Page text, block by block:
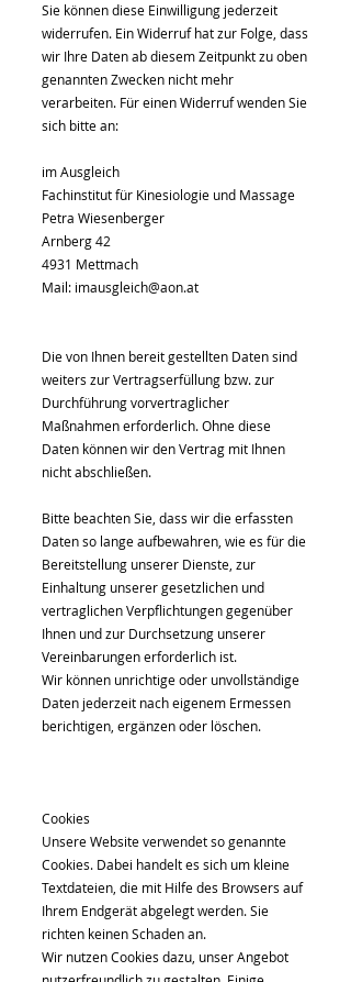
Sie können diese Einwilligung jederzeit
widerrufen. Ein Widerruf hat zur Folge, dass
wir Ihre Daten ab diesem Zeitpunkt zu oben
genannten Zwecken nicht mehr
verarbeiten. Für einen Widerruf wenden Sie
sich bitte an:
im Ausgleich
Fachinstitut für Kinesiologie und Massage
Petra Wiesenberger
Arnberg 42
4931 Mettmach
Mail: imausgleich@aon.at
Die von Ihnen bereit gestellten Daten sind
weiters zur Vertragserfüllung bzw. zur
Durchführung vorvertraglicher
Maßnahmen erforderlich. Ohne diese
Daten können wir den Vertrag mit Ihnen
nicht abschließen.
Bitte beachten Sie, dass wir die erfassten
Daten so lange aufbewahren, wie es für die
Bereitstellung unserer Dienste, zur
Einhaltung unserer gesetzlichen und
vertraglichen Verpflichtungen gegenüber
Ihnen und zur Durchsetzung unserer
Vereinbarungen erforderlich ist.
Wir können unrichtige oder unvollständige
Daten jederzeit nach eigenem Ermessen
berichtigen, ergänzen oder löschen.
Cookies
Unsere Website verwendet so genannte
Cookies. Dabei handelt es sich um kleine
Textdateien, die mit Hilfe des Browsers auf
Ihrem Endgerät abgelegt werden. Sie
richten keinen Schaden an.
Wir nutzen Cookies dazu, unser Angebot